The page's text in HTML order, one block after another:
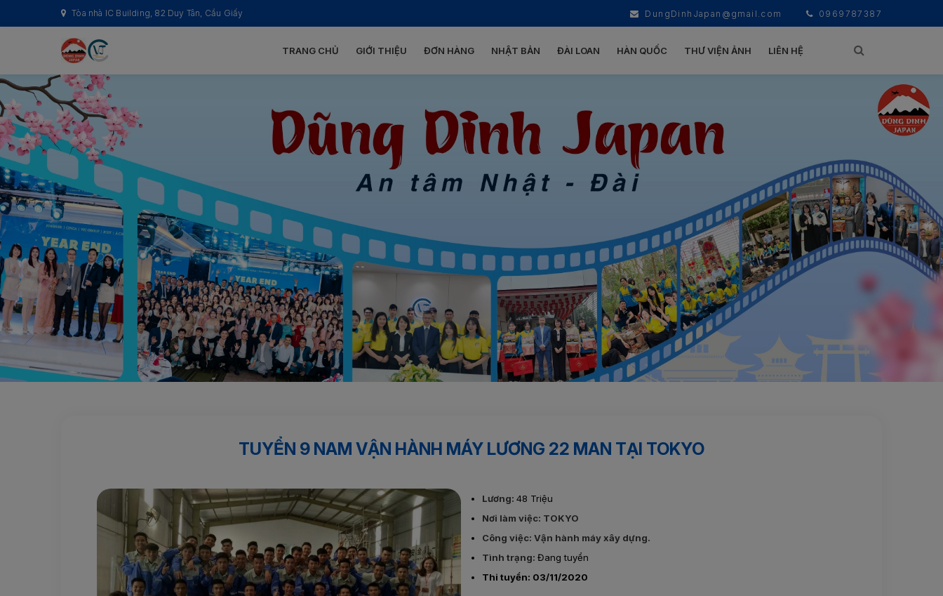
Tòa nhà IC Building, 82 Duy Tân, Cầu Giấy DungDinhJapan@gmail.com 0969787387
TRANG CHỦ GIỚI THIỆU ĐƠN HÀNG NHẬT BẢN ĐÀI LOAN HÀN QUỐC THƯ VIỆN ẢNH LIÊN HỆ
TUYỂN 9 NAM VẬN HÀNH MÁY LƯƠNG 22 MAN TẠI TOKYO
Lương: 48 Triệu
Nơi làm việc: TOKYO
Công việc: Vận hành máy xây dựng.
Tình trạng: Đang tuyển
Thi tuyển: 03/11/2020